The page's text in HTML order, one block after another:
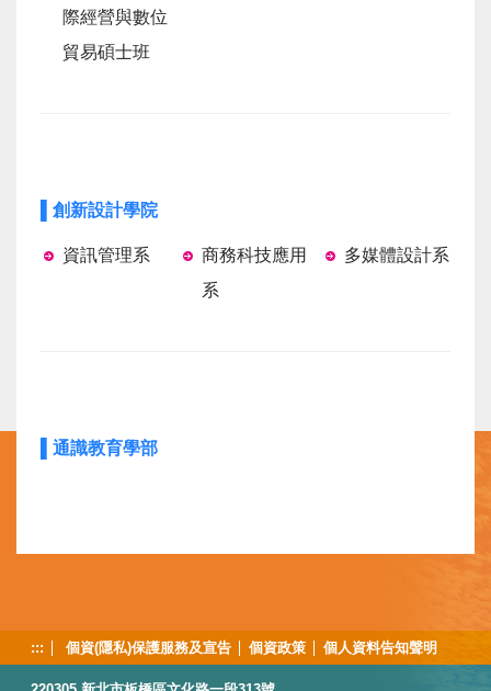
際經營與數位
貿易碩士班
▌創新設計學院
資訊管理系
商務科技應用
系
多媒體設計系
▌通識教育學部
::: 個資(隱私)保護服務及宣告 個資政策 個人資料告知聲明